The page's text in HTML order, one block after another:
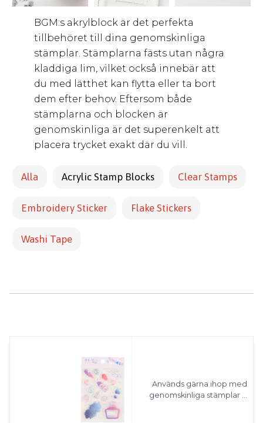
BGM:s akrylblock är det perfekta
tillbehöret till dina genomskinliga
stämplar. Stämplarna fästs utan några
kladdiga lim, vilket också innebär att
du med lätthet kan flytta eller ta bort
dem efter behov. Eftersom både
stämplarna och blocken är
genomskinliga är det superenkelt att
placera trycket exakt där du vill.
Alla Acrylic Stamp Blocks Clear Stamps
Embroidery Sticker Flake Stickers
Washi Tape
Används gärna ihop med
genomskinliga stämplar ...